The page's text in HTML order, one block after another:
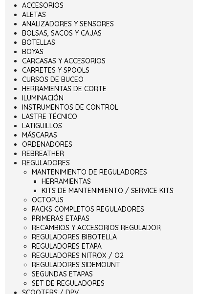
ACCESORIOS
ALETAS
ANALIZADORES Y SENSORES
BOLSAS, SACOS Y CAJAS
BOTELLAS
BOYAS
CARCASAS Y ACCESORIOS
CARRETES Y SPOOLS
CURSOS DE BUCEO
HERRAMIENTAS DE CORTE
ILUMINACIÓN
INSTRUMENTOS DE CONTROL
LASTRE TÉCNICO
LATIGUILLOS
MÁSCARAS
ORDENADORES
REBREATHER
REGULADORES
MANTENIMIENTO DE REGULADORES
HERRAMIENTAS
KITS DE MANTENIMIENTO / SERVICE KITS
OCTOPUS
PACKS COMPLETOS REGULADORES
PRIMERAS ETAPAS
RECAMBIOS Y ACCESORIOS REGULADOR
REGULADORES BIBOTELLA
REGULADORES ETAPA
REGULADORES NITROX / O2
REGULADORES SIDEMOUNT
SEGUNDAS ETAPAS
SET DE REGULADORES